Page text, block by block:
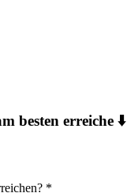
besten erreiche ⬇️
*